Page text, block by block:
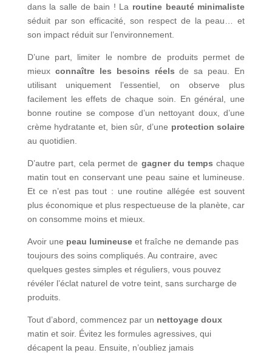
dans la salle de bain ! La routine beauté minimaliste
séduit par son efficacité, son respect de la peau… et
son impact réduit sur l’environnement.
D’une part, limiter le nombre de produits permet de
mieux connaître les besoins réels de sa peau. En
utilisant uniquement l’essentiel, on observe plus
facilement les effets de chaque soin. En général, une
bonne routine se compose d’un nettoyant doux, d’une
crème hydratante et, bien sûr, d’une protection solaire
au quotidien.
D’autre part, cela permet de gagner du temps chaque
matin tout en conservant une peau saine et lumineuse.
Et ce n’est pas tout : une routine allégée est souvent
plus économique et plus respectueuse de la planète, car
on consomme moins et mieux.
Avoir une peau lumineuseet fraîche ne demande pas
toujours des soins compliqués. Au contraire, avec
quelques gestes simples et réguliers, vous pouvez
révéler l’éclat naturel de votre teint, sans surcharge de
produits.
Tout d’abord, commencez par un nettoyage doux
matin et soir. Évitez les formules agressives, qui
décapent la peau. Ensuite, n’oubliez jamais